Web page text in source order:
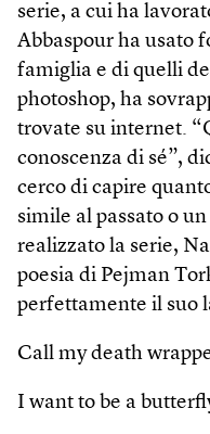
serie, a cui ha
Abbaspour ha usato
famiglia e di quelli
photoshop, ha
trovate su internet.
conoscenza di sé”,
cerco di capire
simile al passato o
realizzato la serie,
poesia di Pejman
perfettamente il suo
Call my death
I want to be a